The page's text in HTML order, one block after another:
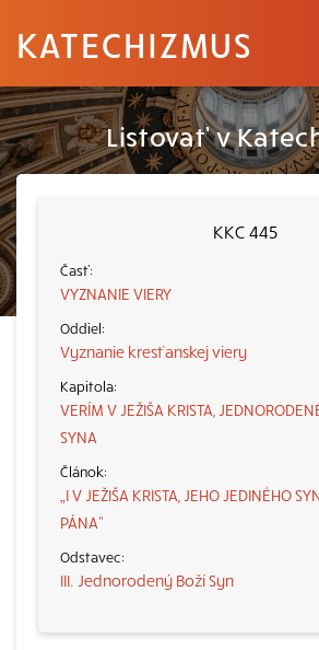
KATECHIZMUS
Listovať v
KKC 445
VYZNANIE VIERY
Vyznanie kresťanskej viery
VERÍM V JEŽIŠA KRISTA,
SYNA
„I V JEŽIŠA KRISTA, JEHO JEDINÉHO
PÁNA“
III. Jednorodený Boží Syn